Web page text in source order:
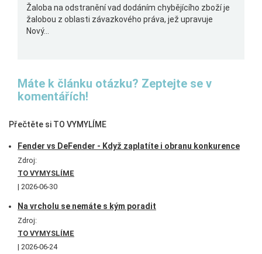
Žaloba na odstranění vad dodáním chybějícího zboží je
žalobou z oblasti závazkového práva, jež upravuje
Nový...
Máte k článku otázku? Zeptejte se v
komentářích!
Přečtěte si TO VYMYLÍME
Fender vs DeFender - Když zaplatíte i obranu konkurence
Zdroj:
TO VYMYSLÍME
2026-06-30
Na vrcholu se nemáte s kým poradit
Zdroj:
TO VYMYSLÍME
2026-06-24